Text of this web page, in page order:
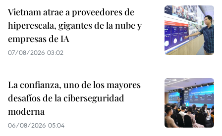
Vietnam atrae a proveedores de
hiperescala, gigantes de la nube y
empresas de IA
07/08/2026 03:02
La confianza, uno de los mayores
desafíos de la ciberseguridad
moderna
06/08/2026 05:04